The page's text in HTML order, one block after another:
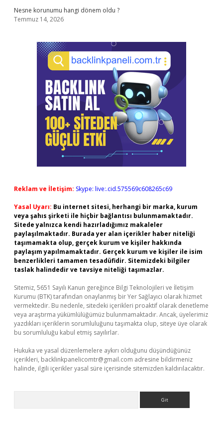
Nesne korunumu hangi dönem oldu ?
Temmuz 14, 2026
Reklam ve İletişim: Skype: live:.cid.575569c608265c69
Yasal Uyarı: Bu internet sitesi, herhangi bir marka, kurum
veya şahıs şirketi ile hiçbir bağlantısı bulunmamaktadır.
Sitede yalnızca kendi hazırladığımız makaleler
paylaşılmaktadır. Burada yer alan içerikler haber niteliği
taşımamakta olup, gerçek kurum ve kişiler hakkında
paylaşım yapılmamaktadır. Gerçek kurum ve kişiler ile isim
benzerlikleri tamamen tesadüfidir. Sitemizdeki bilgiler
taslak halindedir ve tavsiye niteliği taşımazlar.
Sitemiz, 5651 Sayılı Kanun gereğince Bilgi Teknolojileri ve İletişim
Kurumu (BTK) tarafından onaylanmış bir Yer Sağlayıcı olarak hizmet
vermektedir. Bu nedenle, sitedeki içerikleri proaktif olarak denetleme
veya araştırma yükümlülüğümüz bulunmamaktadır. Ancak, üyelerimiz
yazdıkları içeriklerin sorumluluğunu taşımakta olup, siteye üye olarak
bu sorumluluğu kabul etmiş sayılırlar.
Hukuka ve yasal düzenlemelere aykırı olduğunu düşündüğünüz
içerikleri, backlinkpanelicomtr@gmail.com adresine bildirmeniz
halinde, ilgili içerikler yasal süre içerisinde sitemizden kaldırılacaktır.